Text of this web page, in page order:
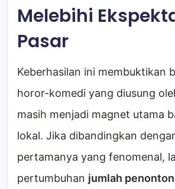
Melebihi
Pasar
Keberhasilan ini membuktikan
horor-komedi yang diusung
masih menjadi magnet utama
lokal. Jika dibandingkan
pertamanya yang fenomenal,
pertumbuhan jumlah